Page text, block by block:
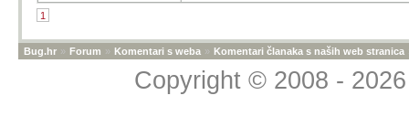
1
Bug.hr » Forum » Komentari s weba » Komentari članaka s naših web stranica
Copyright © 2008 -